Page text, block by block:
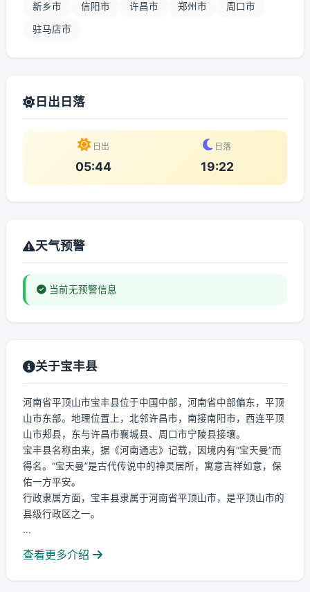
新乡市 信阳市 许昌市 郑州市 周口市
驻马店市
日出日落
日出
05:44
日落
19:22
天气预警
当前无预警信息
关于宝丰县
河南省平顶山市宝丰县位于中国中部，河南省中部偏东，平顶
山市东部。地理位置上，北邻许昌市，南接南阳市，西连平顶
山市郏县，东与许昌市襄城县、周口市宁陵县接壤。
宝丰县名称由来，据《河南通志》记载，因境内有“宝天曼”而
得名。“宝天曼”是古代传说中的神灵居所，寓意吉祥如意，保
佑一方平安。
行政隶属方面，宝丰县隶属于河南省平顶山市，是平顶山市的
县级行政区之一。
...
查看更多介绍